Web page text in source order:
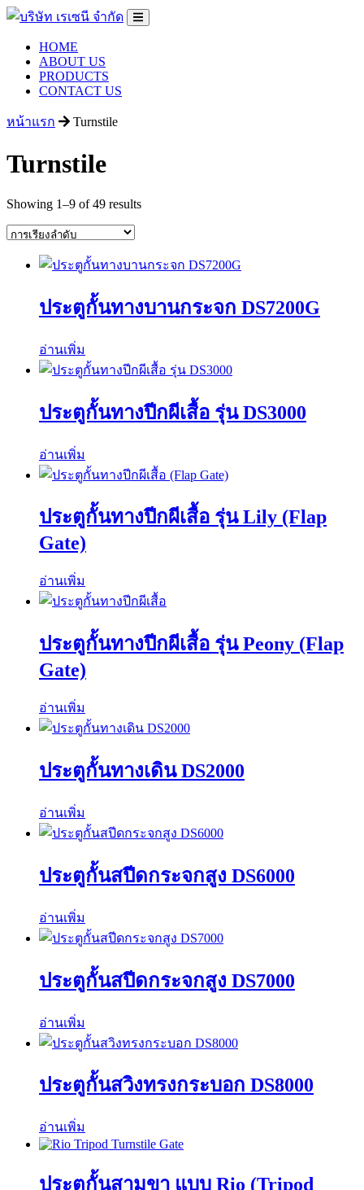
HOME
ABOUT US
PRODUCTS
CONTACT US
หน้าแรก Turnstile
Turnstile
Showing 1–9 of 49 results
ประตูกั้นทางบานกระจก DS7200G
อ่านเพิ่ม
ประตูกั้นทางปีกผีเสื้อ รุ่น DS3000
อ่านเพิ่ม
ประตูกั้นทางปีกผีเสื้อ รุ่น Lily (Flap
Gate)
อ่านเพิ่ม
ประตูกั้นทางปีกผีเสื้อ รุ่น Peony (Flap
Gate)
อ่านเพิ่ม
ประตูกั้นทางเดิน DS2000
อ่านเพิ่ม
ประตูกั้นสปีดกระจกสูง DS6000
อ่านเพิ่ม
ประตูกั้นสปีดกระจกสูง DS7000
อ่านเพิ่ม
ประตูกั้นสวิงทรงกระบอก DS8000
อ่านเพิ่ม
ประตูกั้นสามขา แบบ Rio (Tripod